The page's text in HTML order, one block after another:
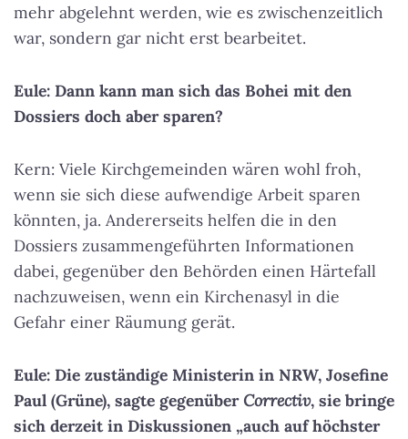
mehr abgelehnt werden, wie es zwischenzeitlich
war, sondern gar nicht erst bearbeitet.
Eule: Dann kann man sich das Bohei mit den
Dossiers doch aber sparen?
Kern: Viele Kirchgemeinden wären wohl froh,
wenn sie sich diese aufwendige Arbeit sparen
könnten, ja. Andererseits helfen die in den
Dossiers zusammengeführten Informationen
dabei, gegenüber den Behörden einen Härtefall
nachzuweisen, wenn ein Kirchenasyl in die
Gefahr einer Räumung gerät.
Eule: Die zuständige Ministerin in NRW, Josefine
Paul (Grüne), sagte gegenüber Correctiv, sie bringe
sich derzeit in Diskussionen „auch auf höchster